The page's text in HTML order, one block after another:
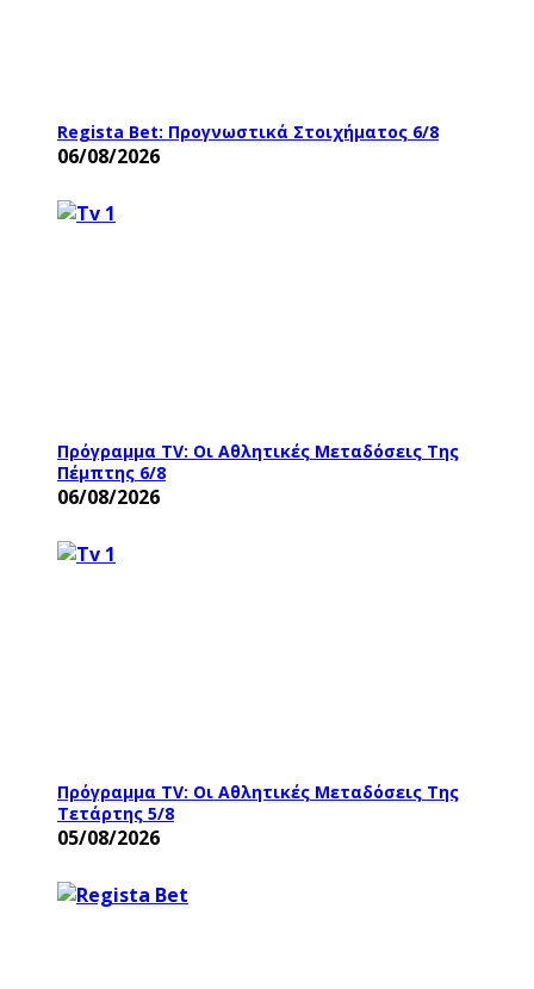
Regista Bet: Προγνωστικά Στοιχήματος 6/8
06/08/2026
Πρόγραμμα TV: Οι Αθλητικές Μεταδόσεις Της
Πέμπτης 6/8
06/08/2026
Πρόγραμμα TV: Οι Αθλητικές Μεταδόσεις Της
Τετάρτης 5/8
05/08/2026